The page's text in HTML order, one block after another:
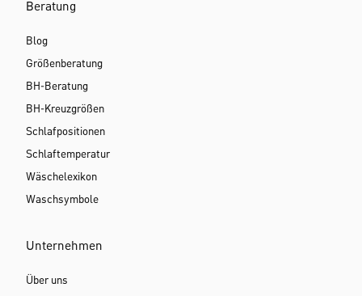
Beratung
Blog
Größenberatung
BH-Beratung
BH-Kreuzgrößen
Schlafpositionen
Schlaftemperatur
Wäschelexikon
Waschsymbole
Unternehmen
Über uns